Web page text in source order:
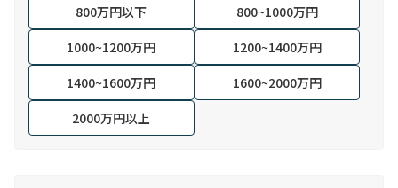
800万円以下
800~1000万円
1000~1200万円
1200~1400万円
1400~1600万円
1600~2000万円
2000万円以上